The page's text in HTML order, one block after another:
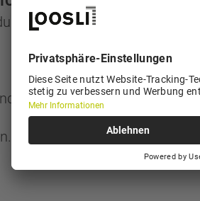
kann danach der
erhältlich unter